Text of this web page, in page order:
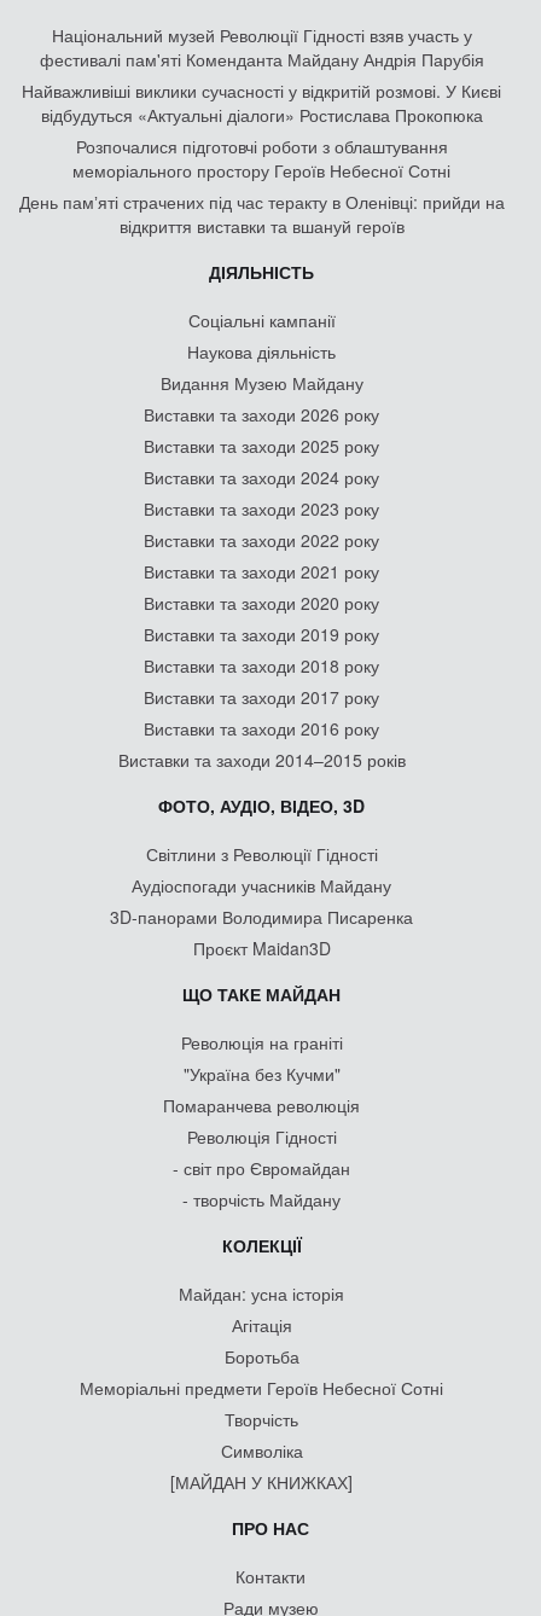
Національний музей Революції Гідності взяв участь у
фестивалі пам'яті Коменданта Майдану Андрія Парубія
Найважливіші виклики сучасності у відкритій розмові. У Києві
відбудуться «Актуальні діалоги» Ростислава Прокопюка
Розпочалися підготовчі роботи з облаштування
меморіального простору Героїв Небесної Сотні
День памʼяті страчених під час теракту в Оленівці: прийди на
відкриття виставки та вшануй героїв
ДІЯЛЬНІСТЬ
Соціальні кампанії
Наукова діяльність
Видання Музею Майдану
Виставки та заходи 2026 року
Виставки та заходи 2025 року
Виставки та заходи 2024 року
Виставки та заходи 2023 року
Виставки та заходи 2022 року
Виставки та заходи 2021 року
Виставки та заходи 2020 року
Виставки та заходи 2019 року
Виставки та заходи 2018 року
Виставки та заходи 2017 року
Виставки та заходи 2016 року
Виставки та заходи 2014–2015 років
ФОТО, АУДІО, ВІДЕО, 3D
Світлини з Революції Гідності
Аудіоспогади учасників Майдану
3D-панорами Володимира Писаренка
Проєкт Maidan3D
ЩО ТАКЕ МАЙДАН
Революція на граніті
"Україна без Кучми"
Помаранчева революція
Революція Гідності
- світ про Євромайдан
- творчість Майдану
КОЛЕКЦІЇ
Майдан: усна історія
Агітація
Боротьба
Меморіальні предмети Героїв Небесної Сотні
Творчість
Символіка
[МАЙДАН У КНИЖКАХ]
ПРО НАС
Контакти
Ради музею